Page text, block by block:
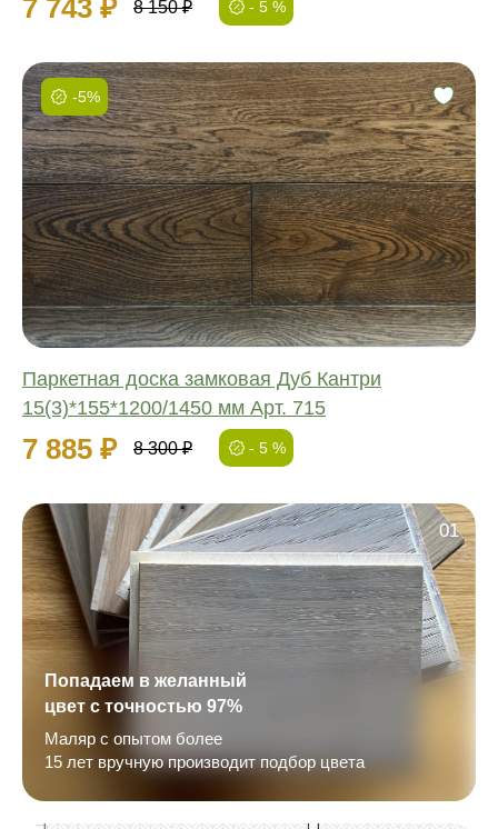
7 743 ₽ 8 150 ₽ - 5 %
-5%
Паркетная доска замковая Дуб Кантри
15(3)*155*1200/1450 мм Арт. 715
7 885 ₽ 8 300 ₽ - 5 %
Фаска:
Соединение:
Обработка:
Длина:
Ширина:
Толщина:
01
Попадаем в желанный
цвет с точностью 97%
Маляр с опытом более
15 лет вручную производит подбор цвета